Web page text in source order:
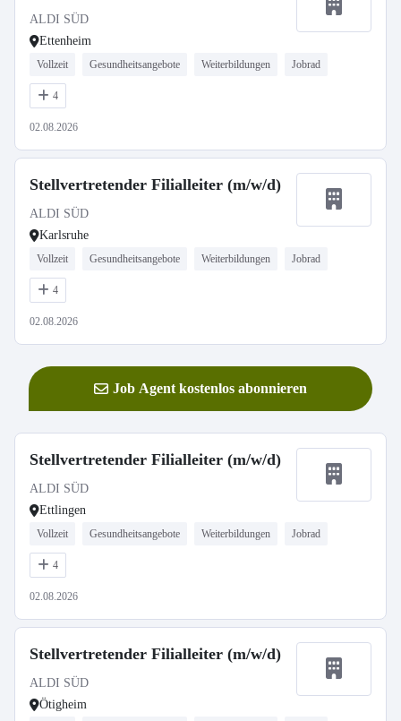
ALDI SÜD
Ettenheim
Vollzeit Gesundheitsangebote Weiterbildungen Jobrad
4
02.08.2026
Stellvertretender Filialleiter (m/w/d)
ALDI SÜD
Karlsruhe
Vollzeit Gesundheitsangebote Weiterbildungen Jobrad
4
02.08.2026
Job Agent kostenlos abonnieren
Stellvertretender Filialleiter (m/w/d)
ALDI SÜD
Ettlingen
Vollzeit Gesundheitsangebote Weiterbildungen Jobrad
4
02.08.2026
Stellvertretender Filialleiter (m/w/d)
ALDI SÜD
Ötigheim